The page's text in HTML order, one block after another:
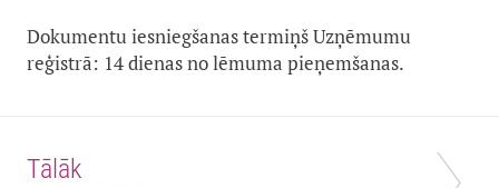
Dokumentu iesniegšanas termiņš Uzņēmumu
reģistrā: 14 dienas no lēmuma pieņemšanas.
Tālāk